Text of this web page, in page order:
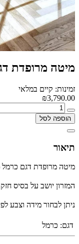
מיטה מרופדת
זמינות: קיים במלאי
₪3,790.00
הוספה לסל
תיאור
מיטה מרופדת דגם כרמל מידות 160/190 מעוצבת עד
המזרון יושב על בסיס
ניתן לבחור מידה וצבע
דגם: כרמל